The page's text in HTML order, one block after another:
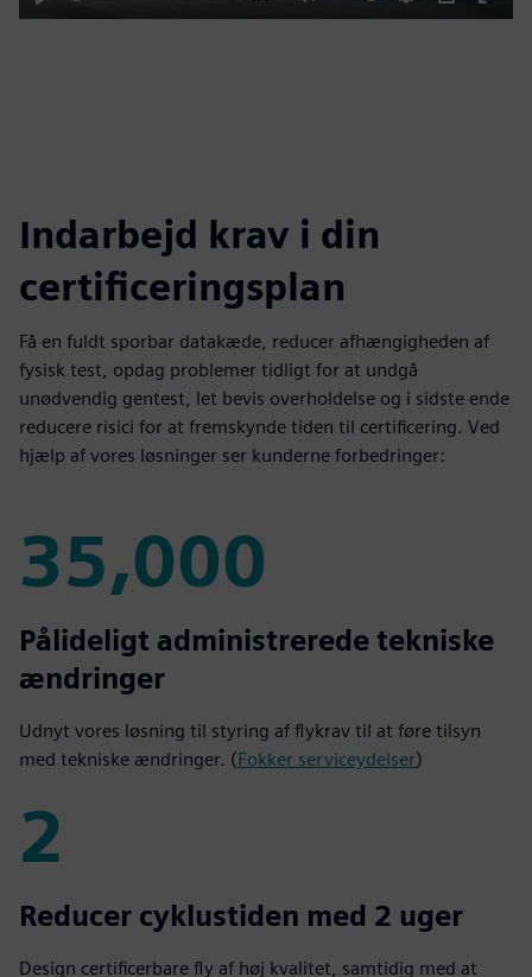
Play Mute Settings
PIP
Enter
Indarbejd krav i din
certificeringsplan
Få en fuldt sporbar datakæde, reducer afhængigheden af
fysisk test, opdag problemer tidligt for at undgå
unødvendig gentest, let bevis overholdelse og i sidste ende
reducere risici for at fremskynde tiden til certificering. Ved
hjælp af vores løsninger ser kunderne forbedringer:
35,000
35,000
Pålideligt administrerede tekniske
ændringer
Udnyt vores løsning til styring af flykrav til at føre tilsyn
med tekniske ændringer. (Fokker serviceydelser)
2
2
Reducer cyklustiden med 2 uger
Design certificerbare fly af høj kvalitet, samtidig med at